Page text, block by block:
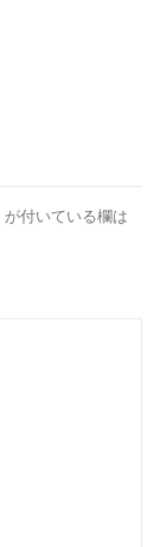
が付いている欄は